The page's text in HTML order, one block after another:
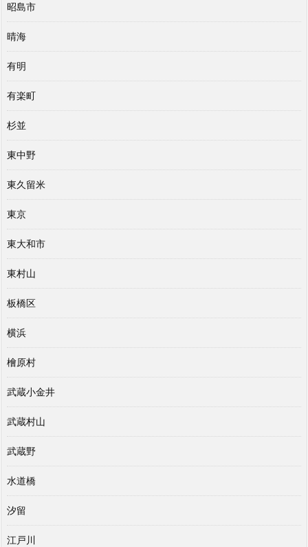
昭島市
晴海
有明
有楽町
杉並
東中野
東久留米
東京
東大和市
東村山
板橋区
横浜
檜原村
武蔵小金井
武蔵村山
武蔵野
水道橋
汐留
江戸川